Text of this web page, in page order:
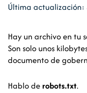
Última actualización:
Hay un archivo en tu
Son solo unos
documento de
Hablo derobots.txt.